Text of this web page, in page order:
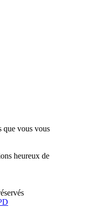
que vous vous
heureux de